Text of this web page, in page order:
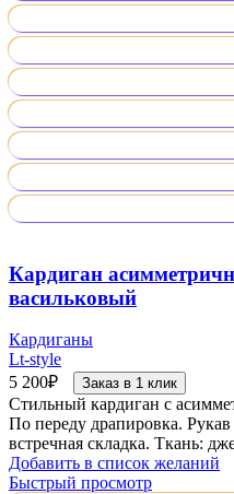
Кардиган
васильковый
Кардиганы
Lt-style
5 200₽ Заказ в 1 клик
Стильный кардиган с
По переду драпировка.
встречная складка. Ткань:
Добавить в список желаний
Быстрый просмотр